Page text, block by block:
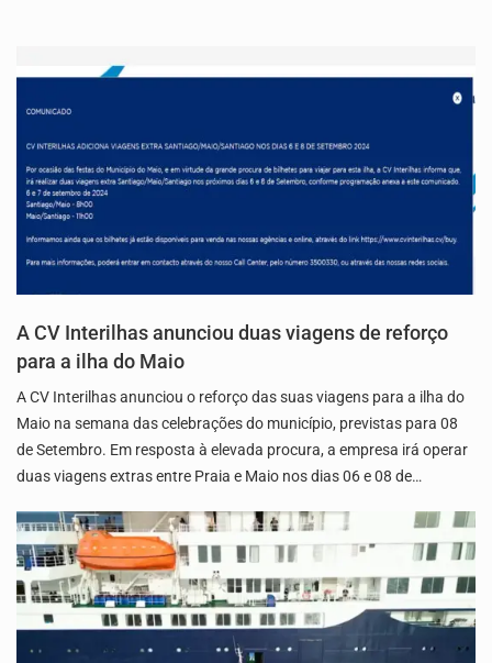
A CV Interilhas anunciou duas viagens de reforço
para a ilha do Maio
A CV Interilhas anunciou o reforço das suas viagens para a ilha do
Maio na semana das celebrações do município, previstas para 08
de Setembro. Em resposta à elevada procura, a empresa irá operar
duas viagens extras entre Praia e Maio nos dias 06 e 08 de…